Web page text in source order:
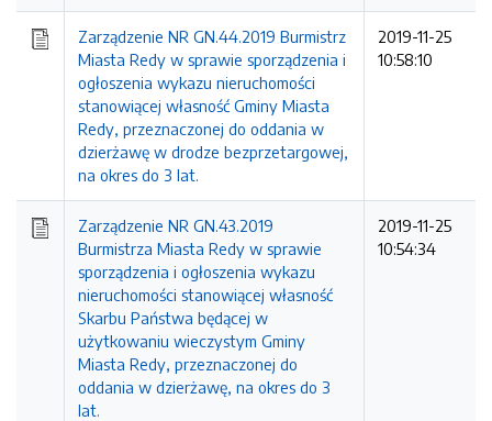
Zarządzenie NR GN.44.2019 Burmistrz
Miasta Redy w sprawie sporządzenia i
ogłoszenia wykazu nieruchomości
stanowiącej własność Gminy Miasta
Redy, przeznaczonej do oddania w
dzierżawę w drodze bezprzetargowej,
na okres do 3 lat.
2019-11-25
10:58:10
Zarządzenie NR GN.43.2019
Burmistrza Miasta Redy w sprawie
sporządzenia i ogłoszenia wykazu
nieruchomości stanowiącej własność
Skarbu Państwa będącej w
użytkowaniu wieczystym Gminy
Miasta Redy, przeznaczonej do
oddania w dzierżawę, na okres do 3
lat.
2019-11-25
10:54:34